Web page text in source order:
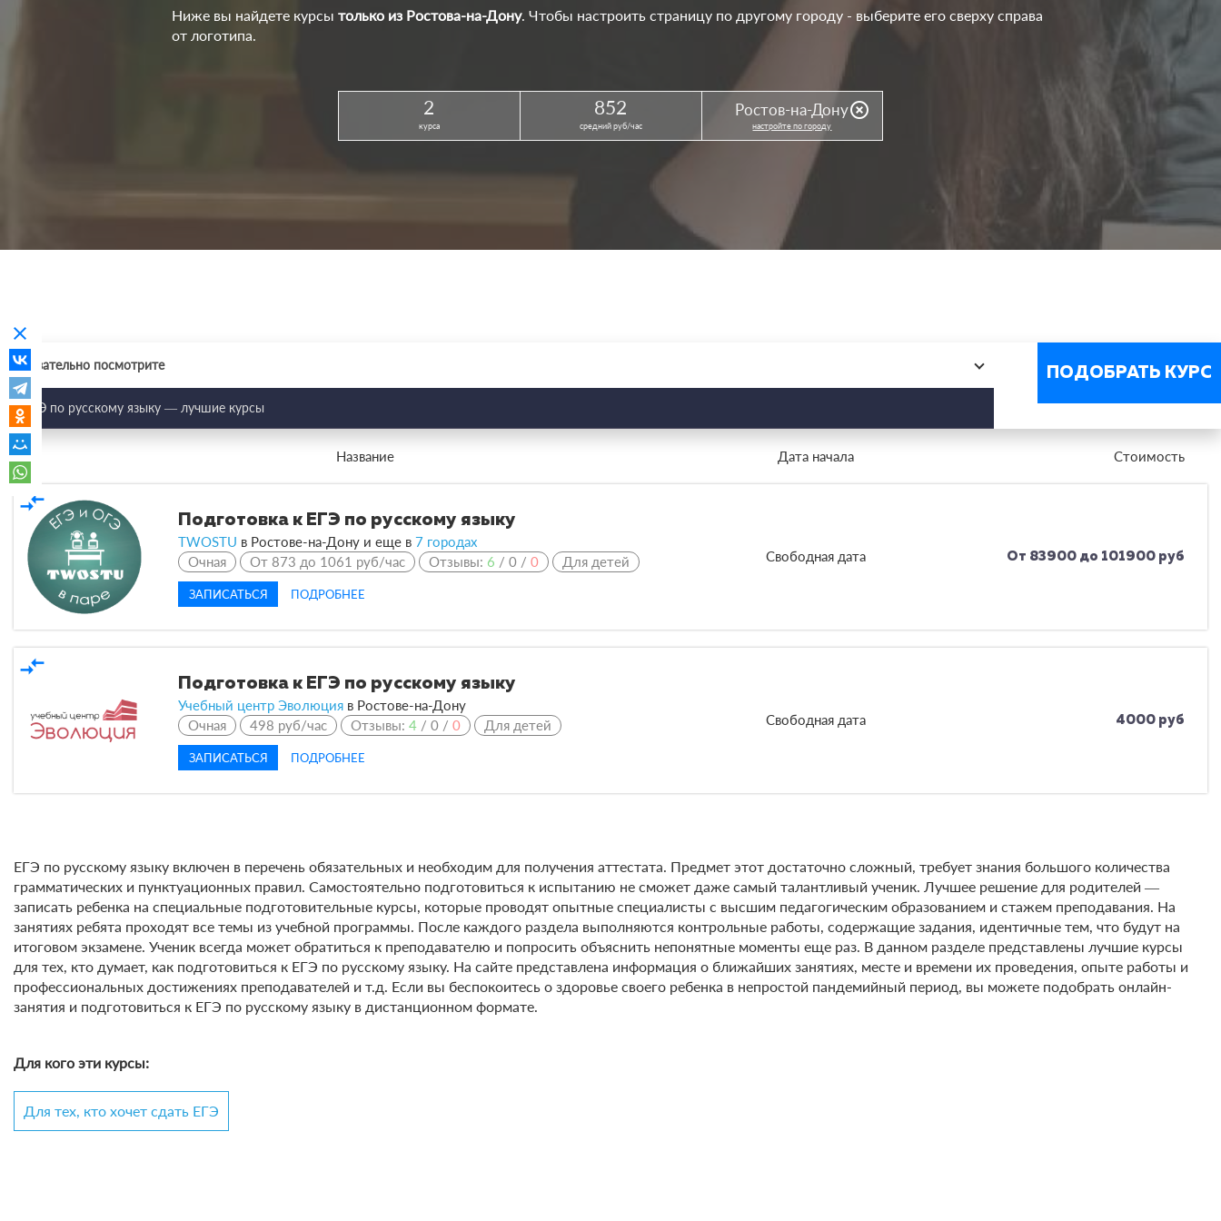
clear
Ниже вы найдете курсытолько из Ростова-на-Дону. Чтобы настроить страницу по другому городу - выберите его сверху справа
от логотипа.
2
курса
852
средний руб/час
Ростов-на-Донуhighlight_off
настройте по городу
Название Дата начала Стоимость
compare_arrows
Подготовка к ЕГЭ по русскому языку
TWOSTU в Ростове-на-Дону и еще в 7 городах
Очная
От 873 до 1061 руб/час Отзывы: 6 / 0 / 0 Для детей
ЗАПИСАТЬСЯ ПОДРОБНЕЕ
Свободная дата От 83900 до 101900 руб
compare_arrows
Подготовка к ЕГЭ по русскому языку
Учебный центр Эволюция в Ростове-на-Дону
Очная
498 руб/час Отзывы: 4 / 0 / 0 Для детей
ЗАПИСАТЬСЯ ПОДРОБНЕЕ
Свободная дата 4000 руб
ЕГЭ по русскому языку включен в перечень обязательных и необходим для получения аттестата. Предмет этот достаточно сложный, требует знания большого количества
грамматических и пунктуационных правил. Самостоятельно подготовиться к испытанию не сможет даже самый талантливый ученик. Лучшее решение для родителей ―
записать ребенка на специальные подготовительные курсы, которые проводят опытные специалисты с высшим педагогическим образованием и стажем преподавания. На
занятиях ребята проходят все темы из учебной программы. После каждого раздела выполняются контрольные работы, содержащие задания, идентичные тем, что будут на
итоговом экзамене. Ученик всегда может обратиться к преподавателю и попросить объяснить непонятные моменты еще раз. В данном разделе представлены лучшие курсы
для тех, кто думает, как подготовиться к ЕГЭ по русскому языку. На сайте представлена информация о ближайших занятиях, месте и времени их проведения, опыте работы и
профессиональных достижениях преподавателей и т.д. Если вы беспокоитесь о здоровье своего ребенка в непростой пандемийный период, вы можете подобрать онлайн-
занятия и подготовиться к ЕГЭ по русскому языку в дистанционном формате.
Для кого эти курсы:
Для тех, кто хочет сдать ЕГЭ
ПОДОБРАТЬ КУРС
Обязательно посмотрите
ЕГЭ по русскому языку — лучшие курсы